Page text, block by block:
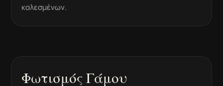
καλεσμένων.
Φωτισμός Γάμου